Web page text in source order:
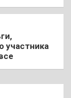
участника